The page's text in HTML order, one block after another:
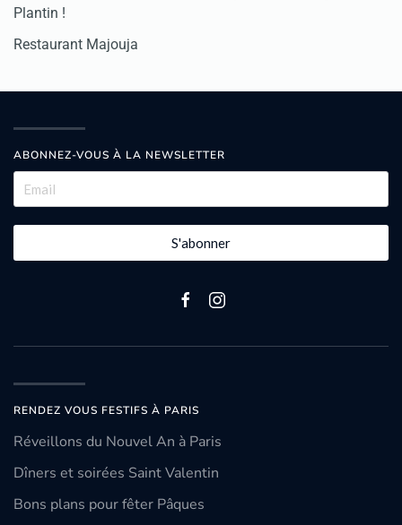
Plantin !
Restaurant Majouja
ABONNEZ-VOUS À LA NEWSLETTER
S'abonner
RENDEZ VOUS FESTIFS À PARIS
Réveillons du Nouvel An à Paris
Dîners et soirées Saint Valentin
Bons plans pour fêter Pâques